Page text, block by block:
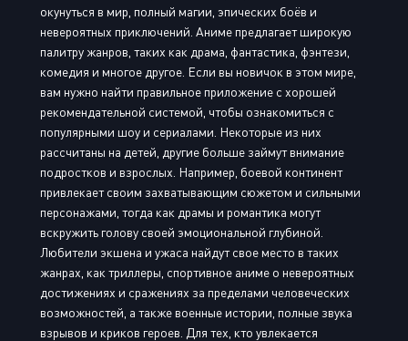
окунуться в мир, полный магии, эпических боёв и
невероятных приключений. Аниме предлагает широкую
палитру жанров, таких как драма, фантастика, фэнтези,
комедия и многое другое. Если вы новичок в этом мире,
вам нужно найти правильное приложение с хорошей
рекомендательной системой, чтобы ознакомиться с
популярными шоу и сериалами. Некоторые из них
рассчитаны на детей, другие больше займут внимание
подростков и взрослых. Например, боевой континент
привлекает своим захватывающим сюжетом и сильными
персонажами, тогда как драмы и романтика могут
вскружить голову своей эмоциональной глубиной.
Любители экшена и ужаса найдут свое место в таких
жанрах, как триллеры, спортивное аниме о невероятных
достижениях и сражениях за пределами человеческих
возможностей, а также военные истории, полные звука
взрывов и криков героев. Для тех, кто увлекается